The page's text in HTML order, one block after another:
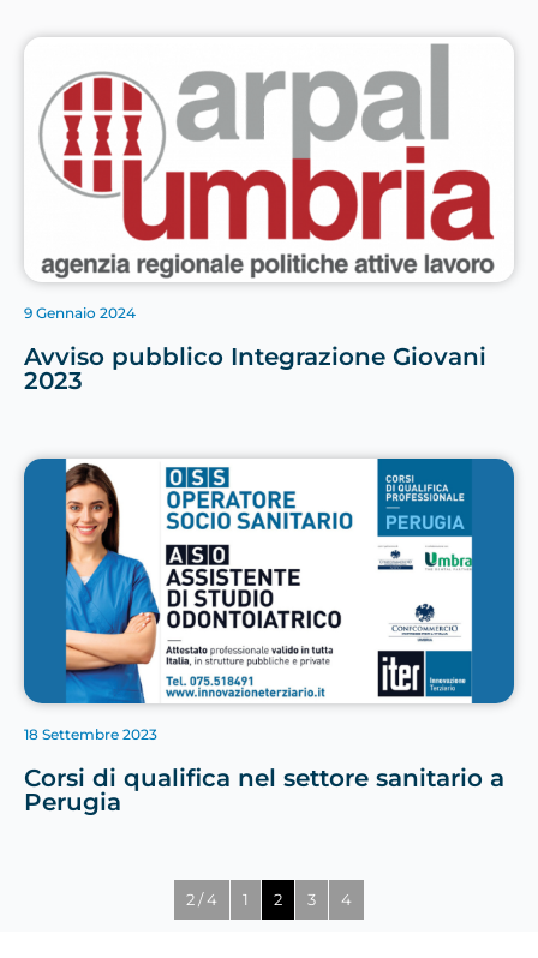
9 Gennaio 2024
Avviso pubblico Integrazione Giovani
2023
18 Settembre 2023
Corsi di qualifica nel settore sanitario a
Perugia
2 / 4 1 2 3 4